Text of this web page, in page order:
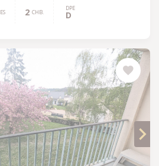
2 CHB. DPE
D